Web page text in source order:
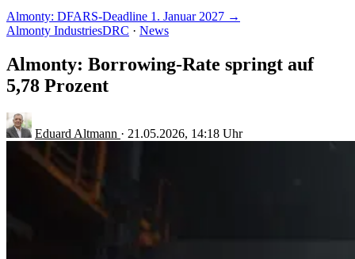
Almonty: DFARS-Deadline 1. Januar 2027 →
Almonty IndustriesDRC · News
Almonty: Borrowing-Rate springt auf
5,78 Prozent
Eduard Altmann · 21.05.2026, 14:18 Uhr